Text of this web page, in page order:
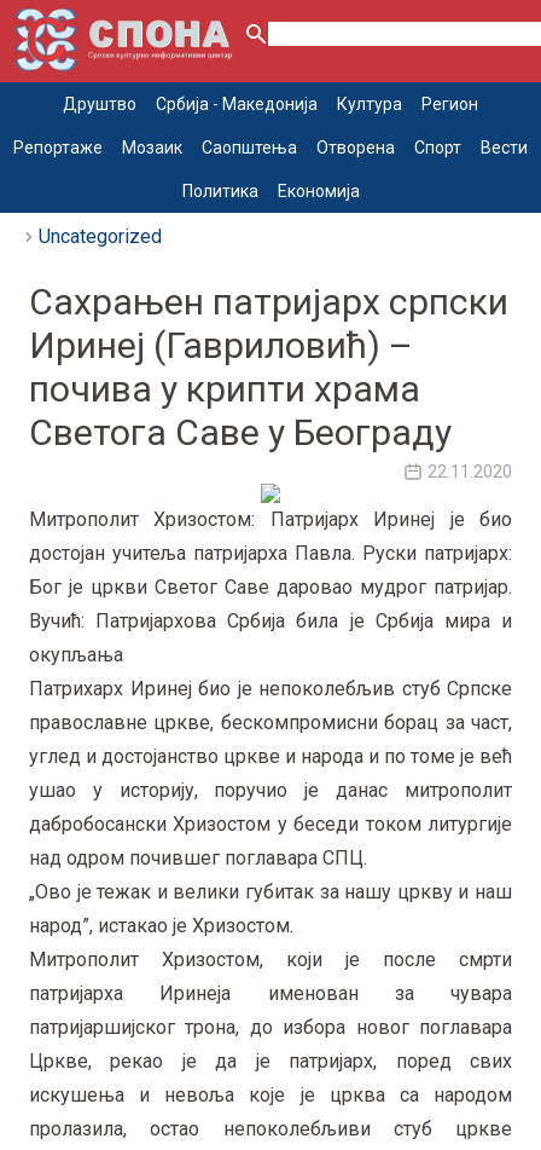
Друштво Србија - Македонија Култура Регион
Репортаже Мозаик Саопштења Отворена Спорт Вести
Политика Економија
Uncategorized
Сахрањен патријарх српски
Иринеј (Гавриловић) –
почива у крипти храма
Светога Саве у Београду
22.11.2020
Митрополит Хризостом: Патријарх Иринеј је био
достојан учитеља патријарха Павла. Руски патријарх:
Бог је цркви Светог Саве даровао мудрог патријар.
Вучић: Патријархова Србија била је Србија мира и
окупљања
Патрихарх Иринеј био је непоколебљив стуб Српске
православне цркве, бескомпромисни борац за част,
углед и достојанство цркве и народа и по томе је већ
ушао у историју, поручио је данас митрополит
дабробосански Хризостом у беседи током литургије
над одром почившег поглавара СПЦ.
„Ово је тежак и велики губитак за нашу цркву и наш
народ”, истакао је Хризостом.
Митрополит Хризостом, који је после смрти
патријарха Иринеја именован за чувара
патријаршијског трона, до избора новог поглавара
Цркве, рекао је да је патријарх, поред свих
искушења и невоља које је црква са народом
пролазила, остао непоколебљиви стуб цркве